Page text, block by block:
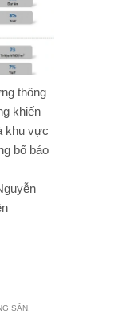
thông
khiến
khu vực
bố báo
SẢN